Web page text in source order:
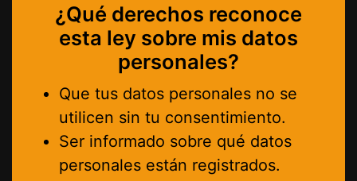
¿Qué derechos reconoce
esta ley sobre mis datos
personales?
Que tus datos personales no se
utilicen sin tu consentimiento.
Ser informado sobre qué datos
personales están registrados.